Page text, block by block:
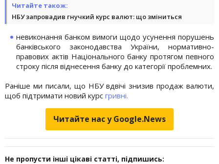
Читайте також:
НБУ запровадив гнучкий курс валют: що зміниться
невиконання банком вимоги щодо усунення порушень
банківського законодавства України, нормативно-
правових актів Національного банку протягом певного
строку після віднесення банку до категорії проблемних.
Раніше ми писали, що НБУ вдвічі знизив продаж валюти,
щоб підтримати новий курс гривні.
Читайте нас у Google.News
Не пропусти інші цікаві статті, підпишись: